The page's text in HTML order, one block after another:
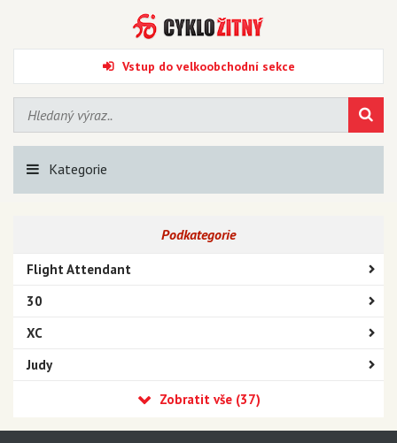
Vstup do velkoobchodní sekce
Kategorie
Podkategorie
Flight Attendant
30
XC
Judy
Reba